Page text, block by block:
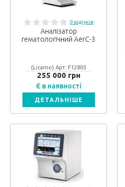
0 відгуків
Аналізатор
гематологічний AerC-3
(Licarno) Арт: F12805
255 000 грн
Є в наявності
ДЕТАЛЬНІШЕ